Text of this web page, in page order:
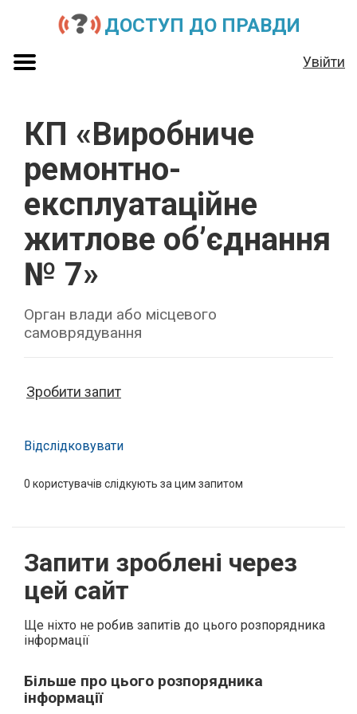
ДОСТУП ДО ПРАВДИ
Увійти
КП «Виробниче
ремонтно-
експлуатаційне
житлове об’єднання
№ 7»
Орган влади або місцевого
самоврядування
Зробити запит
Відслідковувати
0 користувачів слідкують за цим запитом
Запити зроблені через
цей сайт
Ще ніхто не робив запитів до цього розпорядника
інформації
Більше про цього розпорядника
інформації